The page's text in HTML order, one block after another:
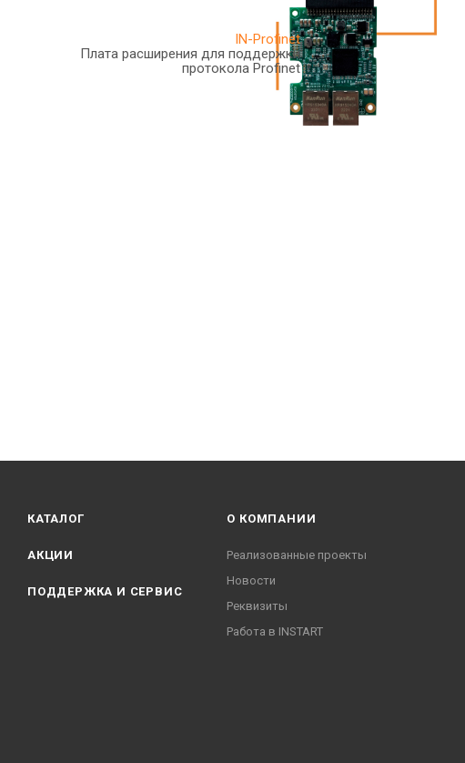
IN-Profinet
Плата расширения для поддержки
протокола Profinet
КАТАЛОГ
АКЦИИ
ПОДДЕРЖКА И СЕРВИС
О КОМПАНИИ
Реализованные проекты
Новости
Реквизиты
Работа в INSTART